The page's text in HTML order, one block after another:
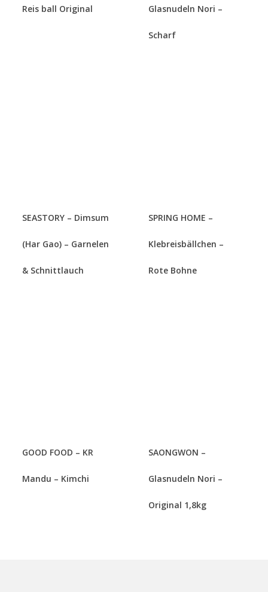
Reis ball Original Glasnudeln Nori –
Scharf
SEASTORY – Dimsum
(Har Gao) – Garnelen
& Schnittlauch
SPRING HOME –
Klebreisbällchen –
Rote Bohne
GOOD FOOD – KR
Mandu – Kimchi
SAONGWON –
Glasnudeln Nori –
Original 1,8kg